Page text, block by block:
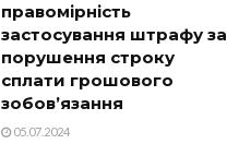
правомірність
застосування штрафу за
порушення строку
сплати грошового
зобов’язання
05.07.2024